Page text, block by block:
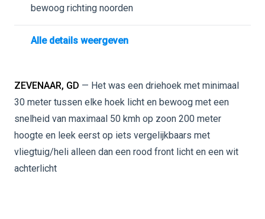
bewoog richting noorden
Alle details weergeven
ZEVENAAR, GD — Het was een driehoek met minimaal
30 meter tussen elke hoek licht en bewoog met een
snelheid van maximaal 50 kmh op zoon 200 meter
hoogte en leek eerst op iets vergelijkbaars met
vliegtuig/heli alleen dan een rood front licht en een wit
achterlicht